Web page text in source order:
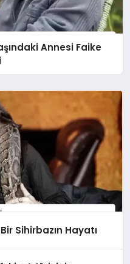
Annesi Faike
Sihirbazın Hayatı